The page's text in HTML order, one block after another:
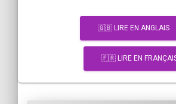
🇬🇧 LIRE EN ANGLAIS
🇫🇷 LIRE EN